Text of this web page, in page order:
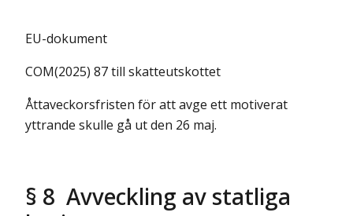
EU-dokument
COM(2025) 87 till skatteutskottet
Åttaveckorsfristen för att avge ett motiverat
yttrande skulle gå ut den 26 maj.
§ 8 Avveckling av statliga